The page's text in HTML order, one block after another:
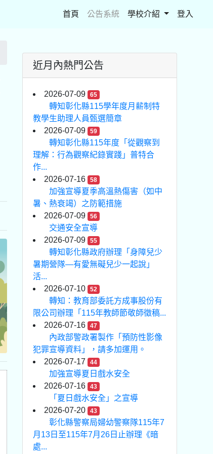
首頁 (current)
公告系統 學校介紹 登入
近月內熱門公告
2026-07-09 65
轉知彰化縣115學年度月薪制特
教學生助理人員甄選簡章
2026-07-09
59
轉知彰化縣115年度「從觀察到
理解：行為觀察紀錄實踐」普特合
作...
2026-07-16
58
加強宣導夏季高溫熱傷害（如中
暑、熱衰竭）之防範措施
2026-07-09
56
交通安全宣導
2026-07-09
55
轉知彰化縣政府辦理「身障兒少
暑期營隊—有愛無礙兒少一起說」
活...
2026-07-10
52
轉知：教育部委託方成事股份有
限公司辦理「115年教師節敬師徵稿...
2026-07-16
47
內政部警政署製作「預防性影像
犯罪宣導資料」，請多加運用。
2026-07-17
44
加強宣導夏日戲水安全
2026-07-16
43
「夏日戲水安全」之宣導
2026-07-20
43
彰化縣警察局婦幼警察隊115年7
月13日至115年7月26日止辦理《暗
處...